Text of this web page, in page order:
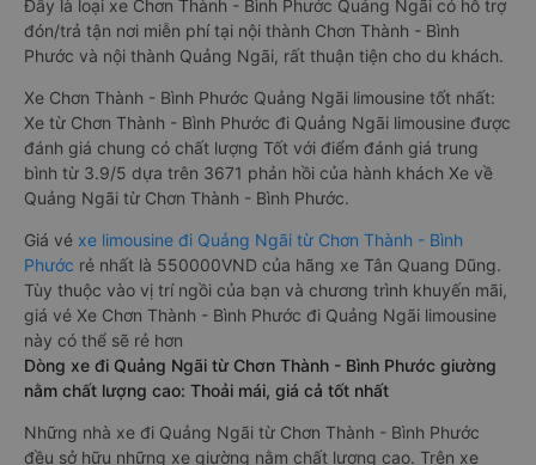
ngồi rất thoải mái, không nhồi nhét. Luôn đáp ứng được nhu
cầu về sang trọng, thoải mái và tiện nghi trong việc di chuyển.
Đây là loại xe Chơn Thành - Bình Phước Quảng Ngãi có hỗ trợ
đón/trả tận nơi miễn phí tại nội thành Chơn Thành - Bình
Phước và nội thành Quảng Ngãi, rất thuận tiện cho du khách.
Xe Chơn Thành - Bình Phước Quảng Ngãi limousine tốt nhất:
Xe từ Chơn Thành - Bình Phước đi Quảng Ngãi limousine được
đánh giá chung có chất lượng Tốt với điểm đánh giá trung
bình từ 3.9/5 dựa trên 3671 phản hồi của hành khách Xe về
Quảng Ngãi từ Chơn Thành - Bình Phước.
Giá véxe limousine đi Quảng Ngãi từ Chơn Thành - Bình
Phướcrẻ nhất là 550000VND của hãng xe Tân Quang Dũng.
Tùy thuộc vào vị trí ngồi của bạn và chương trình khuyến mãi,
giá vé Xe Chơn Thành - Bình Phước đi Quảng Ngãi limousine
này có thể sẽ rẻ hơn
Dòng xe đi Quảng Ngãi từ Chơn Thành - Bình Phước giường